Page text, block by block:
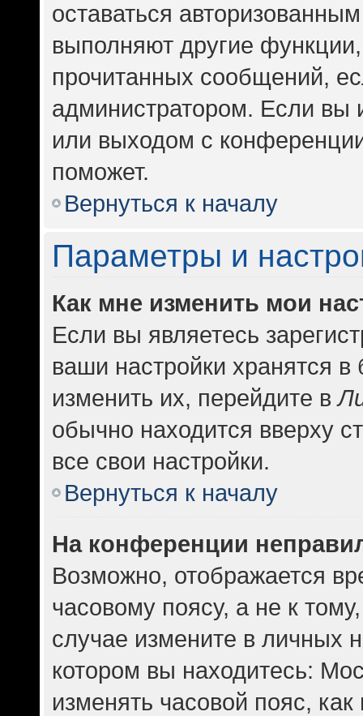
оставаться
выполняют другие
прочитанных сообщений,
администратором. Если вы
или выходом с
поможет.
Вернуться к началу
Параметры и
Как мне изменить мои
Если вы являетесь
ваши настройки хранятся
изменить их, перейдите в
обычно находится вверху
все свои настройки.
Вернуться к началу
На конференции
Возможно, отображается
часовому поясу, а не к
случае измените в личных
котором вы находитесь:
изменять часовой пояс,